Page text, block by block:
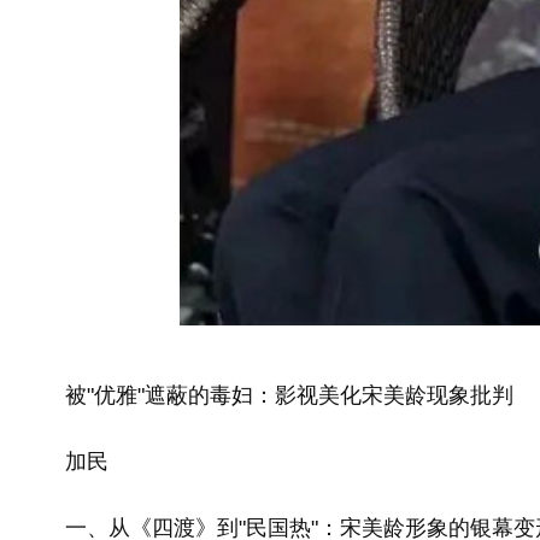
被"优雅"遮蔽的毒妇：影视美化宋美龄现象批判
加民
一、从《四渡》到"民国热"：宋美龄形象的银幕变